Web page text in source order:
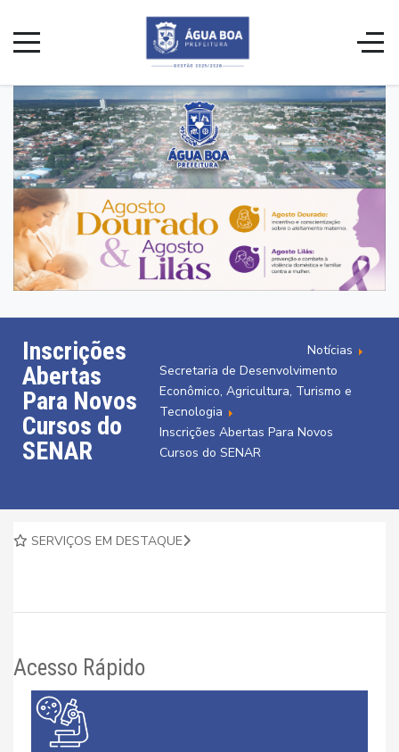
Inscrições
Abertas
Para Novos
Cursos do
SENAR
Notícias
Secretaria de Desenvolvimento
Econômico, Agricultura, Turismo e
Tecnologia
Inscrições Abertas Para Novos
Cursos do SENAR
SERVIÇOS EM DESTAQUE
Acesso Rápido